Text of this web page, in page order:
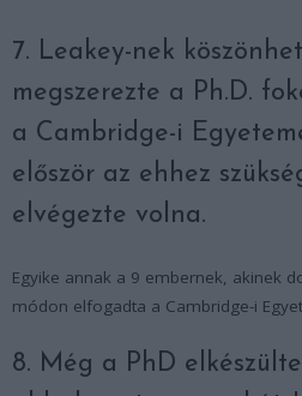
7. Leakey-nek
megszerezte a Ph.D.
a Cambridge-i
először az ehhez
elvégezte volna.
Egyike annak a 9 embernek, akinek
módon elfogadta a Cambridge-i
8. Még a PhD